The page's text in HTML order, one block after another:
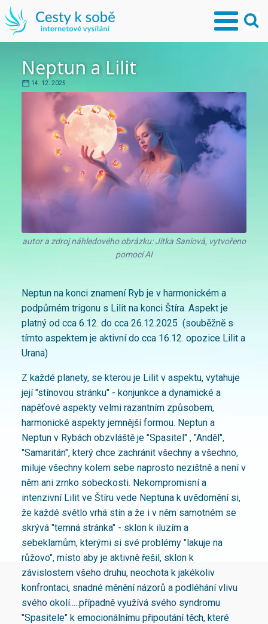
Neptun a Lilit
14. 12. 2025
autor a zdroj náhledového obrázku: Jitka Saniová, vytvořeno
pomocí AI
Neptun na konci znamení Ryb je v harmonickém a
podpůrném trigonu s Lilit na konci Štíra. Aspekt je
platný od cca 6.12. do cca 26.12.2025 (souběžně s
tímto aspektem je aktivní do cca 16.12. opozice Lilit a
Urana)
Z každé planety, se kterou je Lilit v aspektu, vytahuje
její "stínovou stránku" - konjunkce a dynamické a
napěťové aspekty velmi razantním způsobem,
harmonické aspekty jemnější formou. Neptun a
Neptun v Rybách obzvláště je "Spasitel" , "Anděl",
"Samaritán", který chce zachránit všechny a všechno,
miluje všechny kolem sebe naprosto nezištně a není v
něm ani zrnko sobeckosti. Nekompromisní a
intenzivní Lilit ve Štíru vede Neptuna k uvědomění si,
že každé světlo vrhá stín a že i v něm samotném se
skrývá "temná stránka" - sklon k iluzím a
sebeklamům, kterými si své problémy "lakuje na
růžovo", místo aby je aktivně řešil, sklon k
závislostem všeho druhu, neochota k jakékoliv
konfrontaci, snadné měnění názorů a podléhání vlivu
svého okolí.....případně využívá svého syndromu
"Spasitele" k emocionálnímu připoutání těch, které